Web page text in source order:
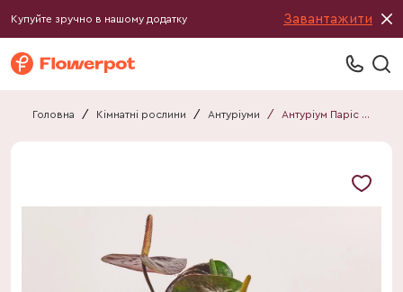
Купуйте зручно в нашому додатку Завантажити
Головна / Кімнатні рослини / Антуріуми / Антуріум Паріс Блек